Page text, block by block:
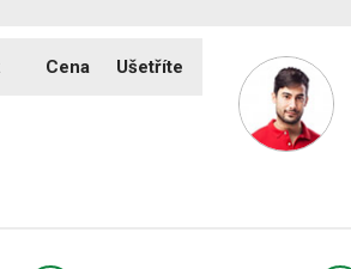
Cena Ušetříte